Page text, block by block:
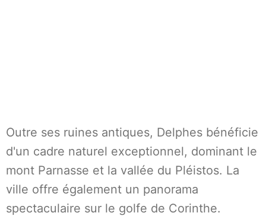
Outre ses ruines antiques, Delphes bénéficie
d'un cadre naturel exceptionnel, dominant le
mont Parnasse et la vallée du Pléistos. La
ville offre également un panorama
spectaculaire sur le golfe de Corinthe.